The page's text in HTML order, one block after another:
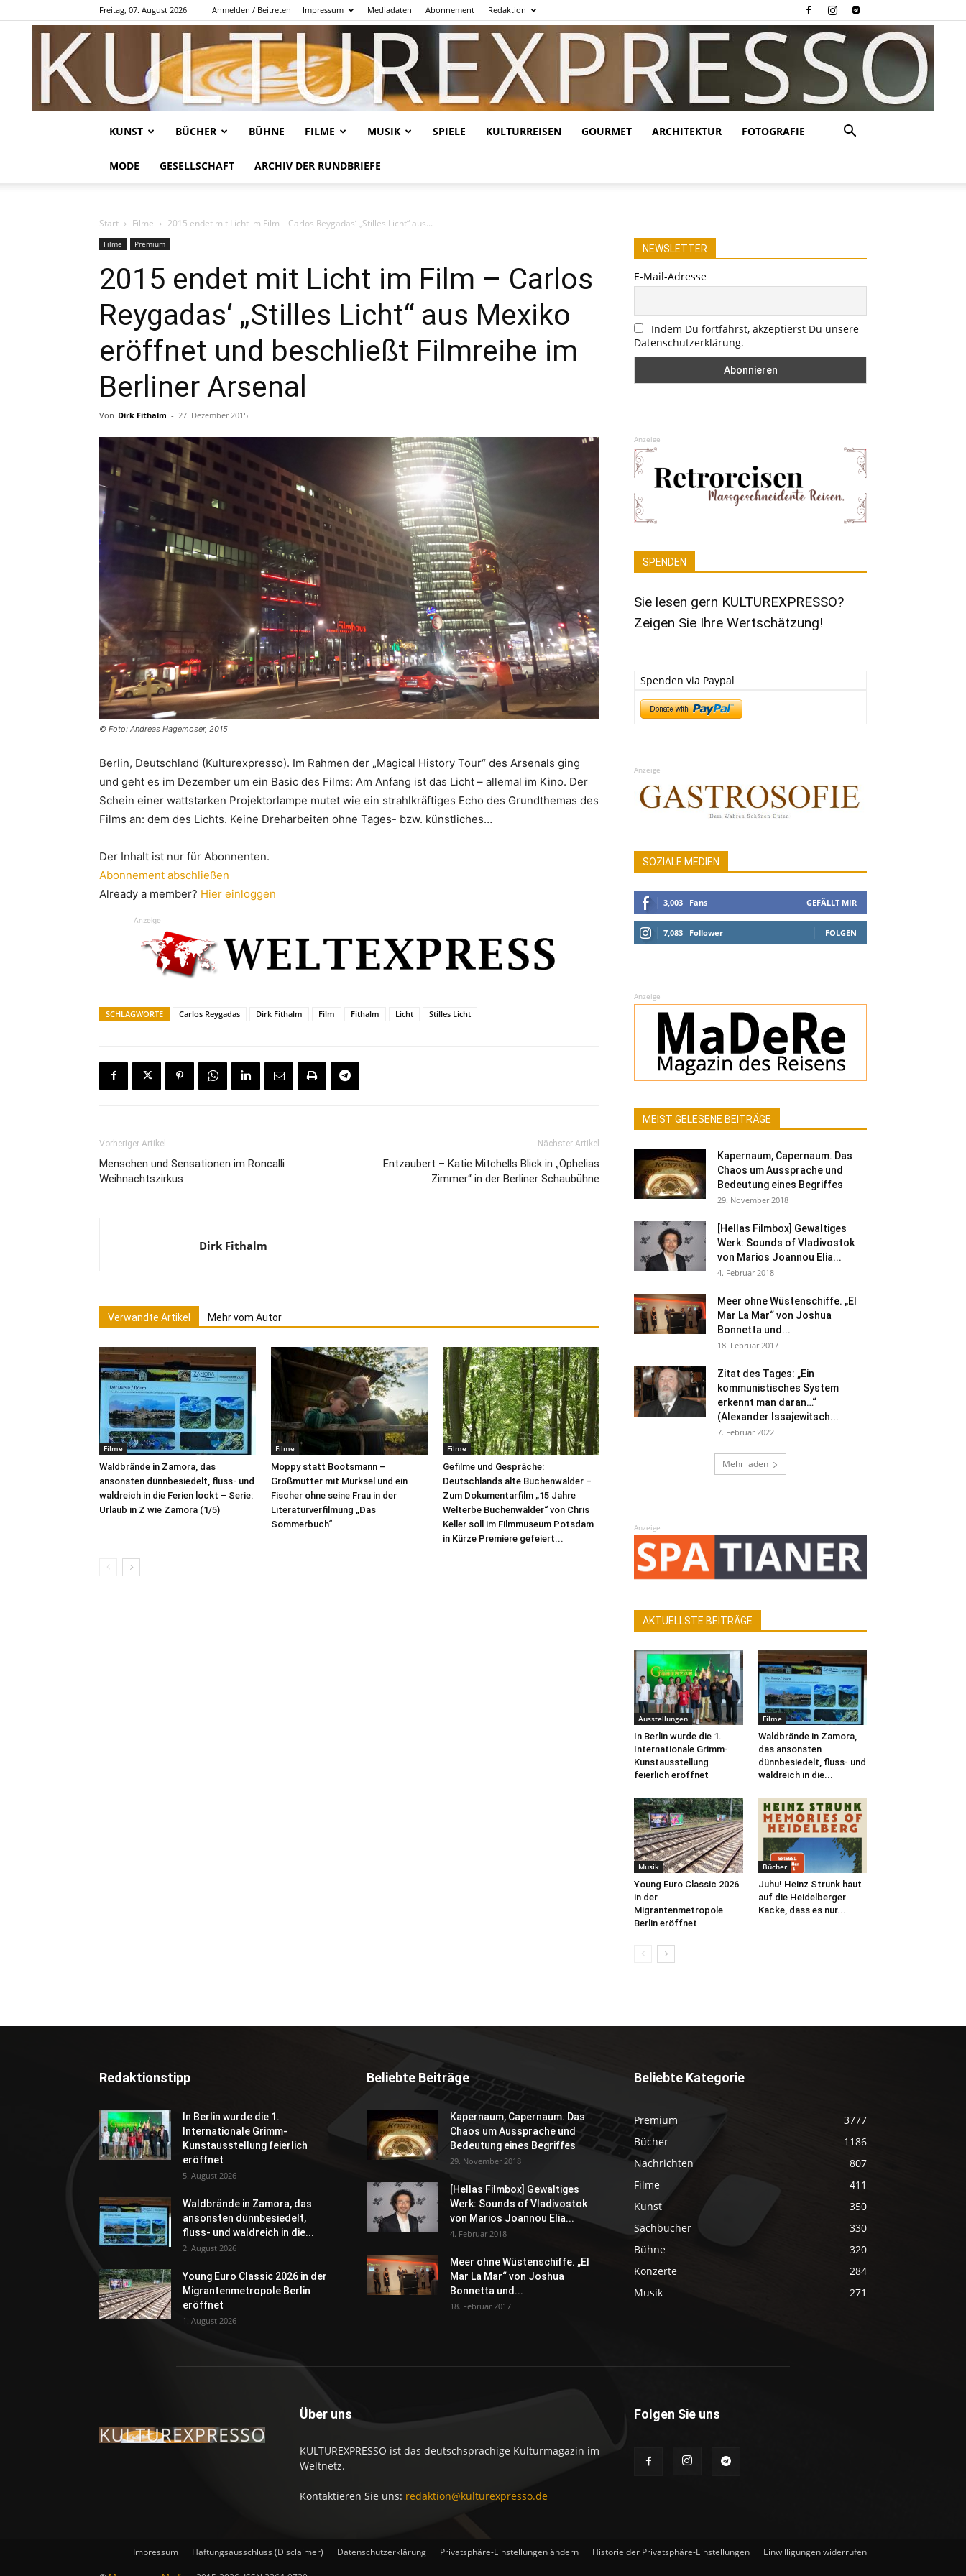
Freitag, 07. August 2026 Anmelden / Beitreten Impressum Mediadaten Abonnement Redaktion
KUNST BÜCHER BÜHNE FILME MUSIK SPIELE KULTURREISEN GOURMET ARCHITEKTUR FOTOGRAFIE
MODE GESELLSCHAFT ARCHIV DER RUNDBRIEFE
Start Filme 2015 endet mit Licht im Film – Carlos Reygadas‘ „Stilles Licht“ aus...
Filme Premium
2015 endet mit Licht im Film – Carlos
Reygadas‘ „Stilles Licht“ aus Mexiko
eröffnet und beschließt Filmreihe im
Berliner Arsenal
Von Dirk Fithalm - 27. Dezember 2015
© Foto: Andreas Hagemoser, 2015
Berlin, Deutschland (Kulturexpresso). Im Rahmen der „Magical History Tour“ des Arsenals ging
und geht es im Dezember um ein Basic des Films: Am Anfang ist das Licht – allemal im Kino. Der
Schein einer wattstarken Projektorlampe mutet wie ein strahlkräftiges Echo des Grundthemas des
Films an: dem des Lichts. Keine Dreharbeiten ohne Tages- bzw. künstliches…
Der Inhalt ist nur für Abonnenten.
Abonnement abschließen
Already a member? Hier einloggen
Anzeige
SCHLAGWORTE Carlos Reygadas Dirk Fithalm Film Fithalm Licht Stilles Licht
Vorheriger Artikel
Menschen und Sensationen im Roncalli
Weihnachtszirkus
Nächster Artikel
Entzaubert – Katie Mitchells Blick in „Ophelias
Zimmer“ in der Berliner Schaubühne
Dirk Fithalm
Verwandte Artikel Mehr vom Autor
Filme
Waldbrände in Zamora, das
ansonsten dünnbesiedelt, fluss- und
waldreich in die Ferien lockt – Serie:
Urlaub in Z wie Zamora (1/5)
Filme
Moppy statt Bootsmann –
Großmutter mit Murksel und ein
Fischer ohne seine Frau in der
Literaturverfilmung „Das
Sommerbuch“
Filme
Gefilme und Gespräche:
Deutschlands alte Buchenwälder –
Zum Dokumentarfilm „15 Jahre
Welterbe Buchenwälder“ von Chris
Keller soll im Filmmuseum Potsdam
in Kürze Premiere gefeiert...
NEWSLETTER
E-Mail-Adresse
Indem Du fortfährst, akzeptierst Du unsere
Datenschutzerklärung.
Anzeige
SPENDEN
Sie lesen gern KULTUREXPRESSO?
Zeigen Sie Ihre Wertschätzung!
Spenden via Paypal
Anzeige
SOZIALE MEDIEN
3,003 Fans GEFÄLLT MIR
7,083 Follower FOLGEN
Anzeige
MEIST GELESENE BEITRÄGE
Kapernaum, Capernaum. Das
Chaos um Aussprache und
Bedeutung eines Begriffes
29. November 2018
[Hellas Filmbox] Gewaltiges
Werk: Sounds of Vladivostok
von Marios Joannou Elia...
4. Februar 2018
Meer ohne Wüstenschiffe. „El
Mar La Mar“ von Joshua
Bonnetta und...
18. Februar 2017
Zitat des Tages: „Ein
kommunistisches System
erkennt man daran…“
(Alexander Issajewitsch...
7. Februar 2022
Mehr laden
Anzeige
AKTUELLSTE BEITRÄGE
Ausstellungen
In Berlin wurde die 1.
Internationale Grimm-
Kunstausstellung
feierlich eröffnet
Filme
Waldbrände in Zamora,
das ansonsten
dünnbesiedelt, fluss- und
waldreich in die...
Musik
Young Euro Classic 2026
in der
Migrantenmetropole
Berlin eröffnet
Bücher
Juhu! Heinz Strunk haut
auf die Heidelberger
Kacke, dass es nur...
Redaktionstipp
In Berlin wurde die 1.
Internationale Grimm-
Kunstausstellung feierlich
eröffnet
5. August 2026
Waldbrände in Zamora, das
ansonsten dünnbesiedelt,
fluss- und waldreich in die...
2. August 2026
Young Euro Classic 2026 in der
Migrantenmetropole Berlin
eröffnet
1. August 2026
Beliebte Beiträge
Kapernaum, Capernaum. Das
Chaos um Aussprache und
Bedeutung eines Begriffes
29. November 2018
[Hellas Filmbox] Gewaltiges
Werk: Sounds of Vladivostok
von Marios Joannou Elia...
4. Februar 2018
Meer ohne Wüstenschiffe. „El
Mar La Mar“ von Joshua
Bonnetta und...
18. Februar 2017
Beliebte Kategorie
Premium
3777
Bücher
1186
Nachrichten
807
Filme
411
Kunst
350
Sachbücher
330
Bühne
320
Konzerte
284
Musik
271
Über uns
KULTUREXPRESSO ist das deutschsprachige Kulturmagazin im
Weltnetz.
Kontaktieren Sie uns: redaktion@kulturexpresso.de
Folgen Sie uns
Impressum Haftungsausschluss (Disclaimer) Datenschutzerklärung Privatsphäre-Einstellungen ändern Historie der Privatsphäre-Einstellungen Einwilligungen widerrufen